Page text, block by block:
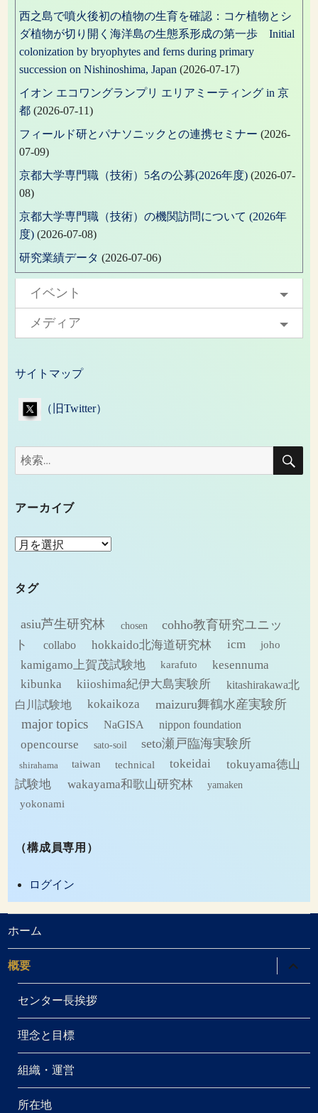
西之島で噴火後初の植物の生育を確認：コケ植物とシ
ダ植物が切り開く海洋島の生態系形成の第一歩 Initial
colonization by bryophytes and ferns during primary
succession on Nishinoshima, Japan (2026-07-17)
イオン エコワングランプリ エリアミーティング in 京
都 (2026-07-11)
フィールド研とパナソニックとの連携セミナー (2026-
07-09)
京都大学専門職（技術）5名の公募(2026年度) (2026-07-
08)
京都大学専門職（技術）の機関訪問について (2026年
度) (2026-07-08)
研究業績データ (2026-07-06)
イベント
メディア
サイトマップ
（旧Twitter）
検
索:
検
アーカイブ
ア
カ
ブ
タグ
asiu芦生研究林 chosen
cohho教育研究ユニッ
ト
collabo hokkaido北海道研究林 icm joho
kamigamo上賀茂試験地 karafuto
kesennuma
kibunka
kiioshima紀伊大島実験所
kitashirakawa北
白川試験地
kokaikoza maizuru舞鶴水産実験所
major topics NaGISA nippon foundation
opencourse sato-soil seto瀬戸臨海実験所
shirahama taiwan technical tokeidai
tokuyama徳山
試験地
wakayama和歌山研究林
yamaken
yokonami
（構成員専用）
ログイン
ホーム
概要
ブ
メ
ー
開
センター長挨拶
理念と目標
組織・運営
所在地